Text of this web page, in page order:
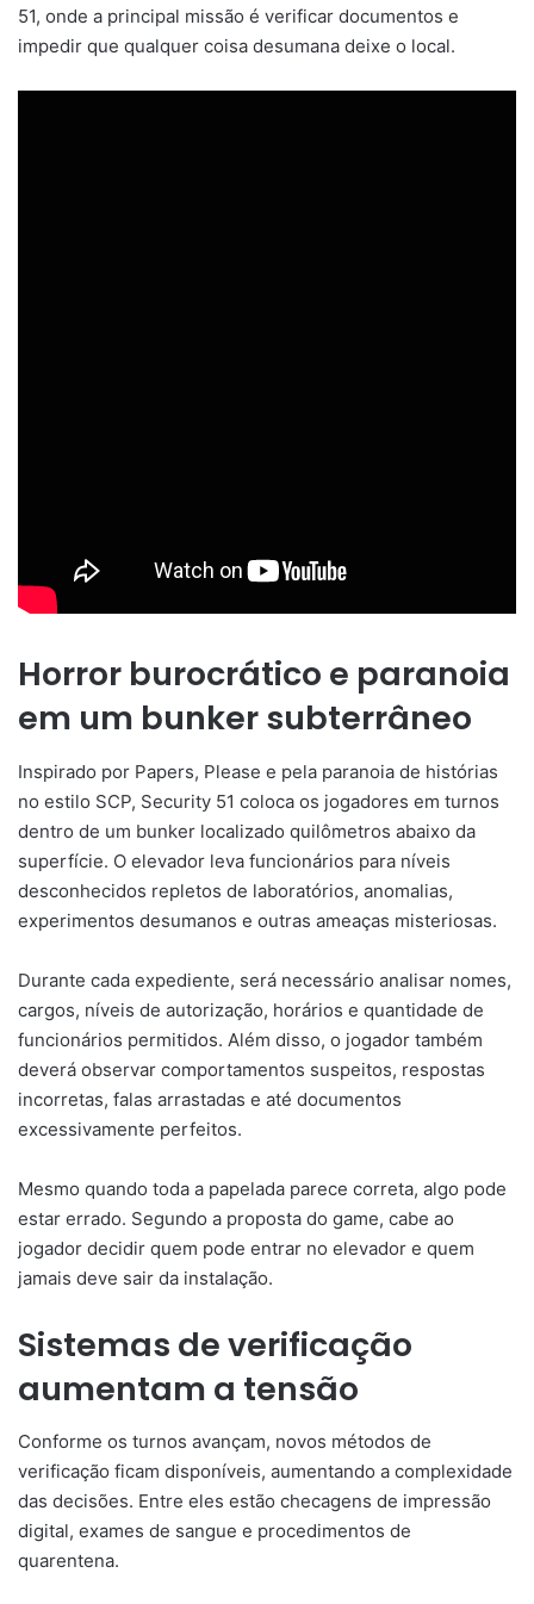
51, onde a principal missão é verificar documentos e
impedir que qualquer coisa desumana deixe o local.
Horror burocrático e paranoia
em um bunker subterrâneo
Inspirado por Papers, Please e pela paranoia de histórias
no estilo SCP, Security 51 coloca os jogadores em turnos
dentro de um bunker localizado quilômetros abaixo da
superfície. O elevador leva funcionários para níveis
desconhecidos repletos de laboratórios, anomalias,
experimentos desumanos e outras ameaças misteriosas.
Durante cada expediente, será necessário analisar nomes,
cargos, níveis de autorização, horários e quantidade de
funcionários permitidos. Além disso, o jogador também
deverá observar comportamentos suspeitos, respostas
incorretas, falas arrastadas e até documentos
excessivamente perfeitos.
Mesmo quando toda a papelada parece correta, algo pode
estar errado. Segundo a proposta do game, cabe ao
jogador decidir quem pode entrar no elevador e quem
jamais deve sair da instalação.
Sistemas de verificação
aumentam a tensão
Conforme os turnos avançam, novos métodos de
verificação ficam disponíveis, aumentando a complexidade
das decisões. Entre eles estão checagens de impressão
digital, exames de sangue e procedimentos de
quarentena.